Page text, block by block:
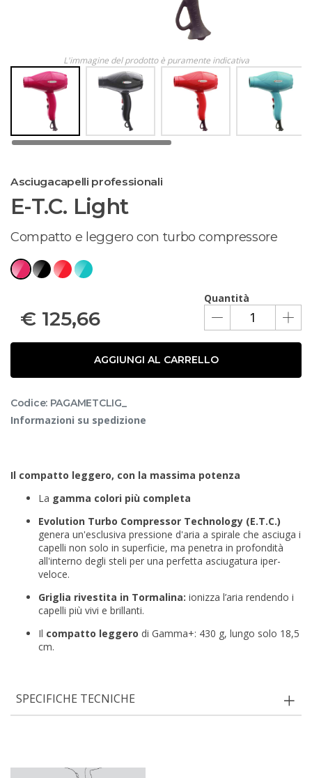
L'immagine del prodotto è puramente indicativa
Asciugacapelli professionali
E-T.C. Light
Compatto e leggero con turbo compressore
Quantità
€ 125,66
AGGIUNGI AL CARRELLO
Codice: PAGAMETCLIG_
Informazioni su spedizione
Il compatto leggero, con la massima potenza
La gamma colori più completa
Evolution Turbo Compressor Technology (E.T.C.)
genera un'esclusiva pressione d'aria a spirale che asciuga i
capelli non solo in superficie, ma penetra in profondità
all'interno degli steli per una perfetta asciugatura iper-
veloce.
Griglia rivestita in Tormalina: ionizza l’aria rendendo i
capelli più vivi e brillanti.
Il compatto leggero di Gamma+: 430 g, lungo solo 18,5
cm.
SPECIFICHE TECNICHE